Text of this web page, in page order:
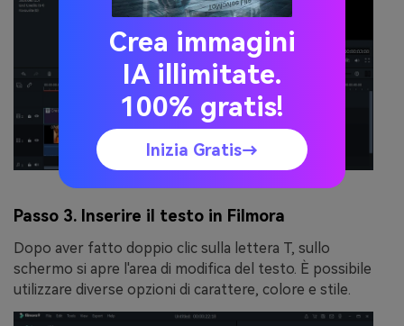
Passo 3. Inserire il testo in Filmora
Dopo aver fatto doppio clic sulla lettera T, sullo
schermo si apre l'area di modifica del testo. È possibile
utilizzare diverse opzioni di carattere, colore e stile.
Crea immagini
IA illimitate.
100% gratis!
Inizia Gratis→